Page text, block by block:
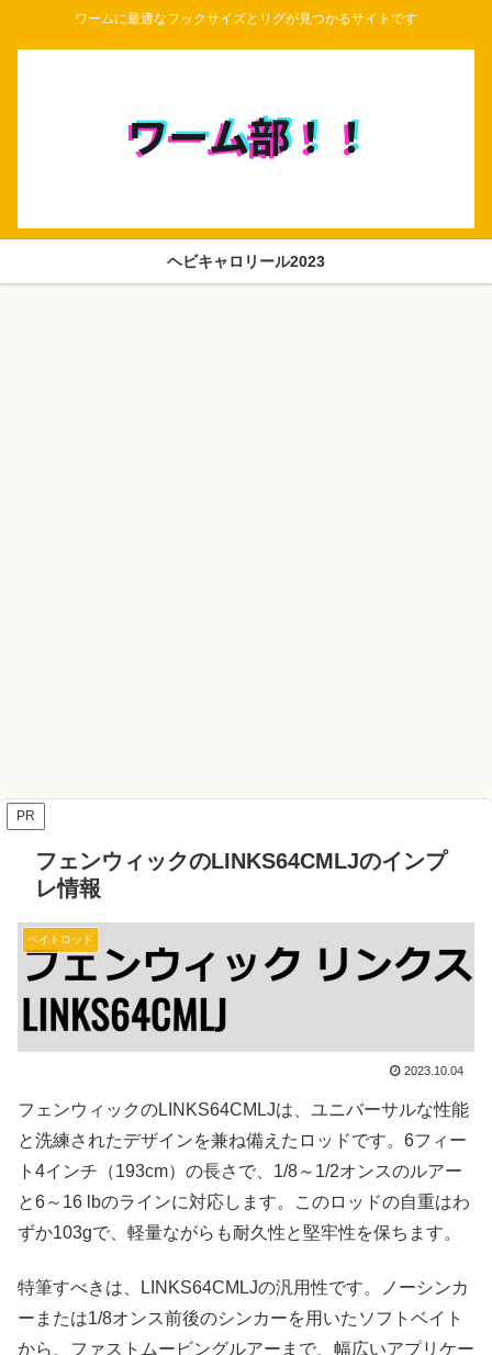
ワームに最適なフックサイズとリグが見つかるサイトです
ヘビキャロリール2023
PR
フェンウィックのLINKS64CMLJのインプ
レ情報
ベイトロッド
2023.10.04
フェンウィックのLINKS64CMLJは、ユニバーサルな性能
と洗練されたデザインを兼ね備えたロッドです。6フィー
ト4インチ（193cm）の長さで、1/8～1/2オンスのルアー
と6～16 lbのラインに対応します。このロッドの自重はわ
ずか103gで、軽量ながらも耐久性と堅牢性を保ちます。
特筆すべきは、LINKS64CMLJの汎用性です。ノーシンカ
ーまたは1/8オンス前後のシンカーを用いたソフトベイト
から、ファストムービングルアーまで、幅広いアプリケー